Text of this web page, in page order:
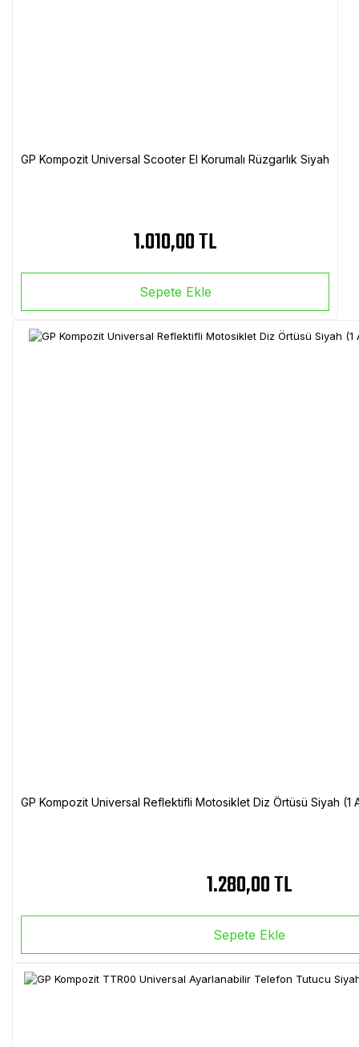
GP Kompozit Universal Scooter El Korumalı Rüzgarlık Siyah
1.010,00 TL
Sepete Ekle
GP Kompozit Universal Reflektifli Motosiklet Diz Örtüsü Siyah
1.280,00 TL
Sepete Ekle